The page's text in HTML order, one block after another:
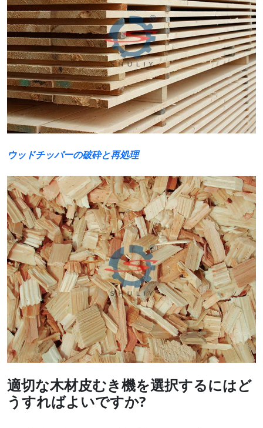
ウッドチッパーの破砕と再処理
適切な木材皮むき機を選択するにはど
うすればよいですか?